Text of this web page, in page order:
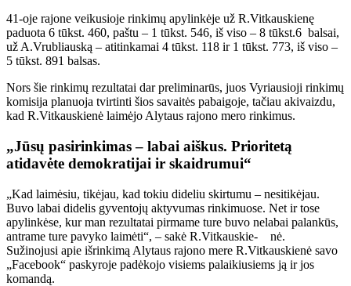
41-oje rajone veikusioje rinkimų apylinkėje už R.Vitkauskienę
paduota 6 tūkst. 460, paštu – 1 tūkst. 546, iš viso – 8 tūkst.6 balsai,
už A.Vrubliauską – atitinkamai 4 tūkst. 118 ir 1 tūkst. 773, iš viso –
5 tūkst. 891 balsas.
Nors šie rinkimų rezultatai dar preliminarūs, juos Vyriausioji rinkimų
komisija planuoja tvirtinti šios savaitės pabaigoje, tačiau akivaizdu,
kad R.Vitkauskienė laimėjo Alytaus rajono mero rinkimus.
„Jūsų pasirinkimas – labai aiškus. Prioritetą
atidavėte demokratijai ir skaidrumui“
„Kad laimėsiu, tikėjau, kad tokiu dideliu skirtumu – nesitikėjau.
Buvo labai didelis gyventojų aktyvumas rinkimuose. Net ir tose
apylinkėse, kur man rezultatai pirmame ture buvo nelabai palankūs,
antrame ture pavyko laimėti“, – sakė R.Vitkauskie- nė.
Sužinojusi apie išrinkimą Alytaus rajono mere R.Vitkauskienė savo
„Facebook“ paskyroje padėkojo visiems palaikiusiems ją ir jos
komandą.